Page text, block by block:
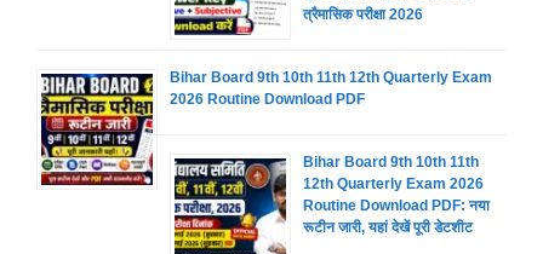
त्रैमासिक परीक्षा 2026
Bihar Board 9th 10th 11th 12th Quarterly Exam
2026 Routine Download PDF
Bihar Board 9th 10th 11th
12th Quarterly Exam 2026
Routine Download PDF: नया
रूटीन जारी, यहां देखें पूरी डेटशीट